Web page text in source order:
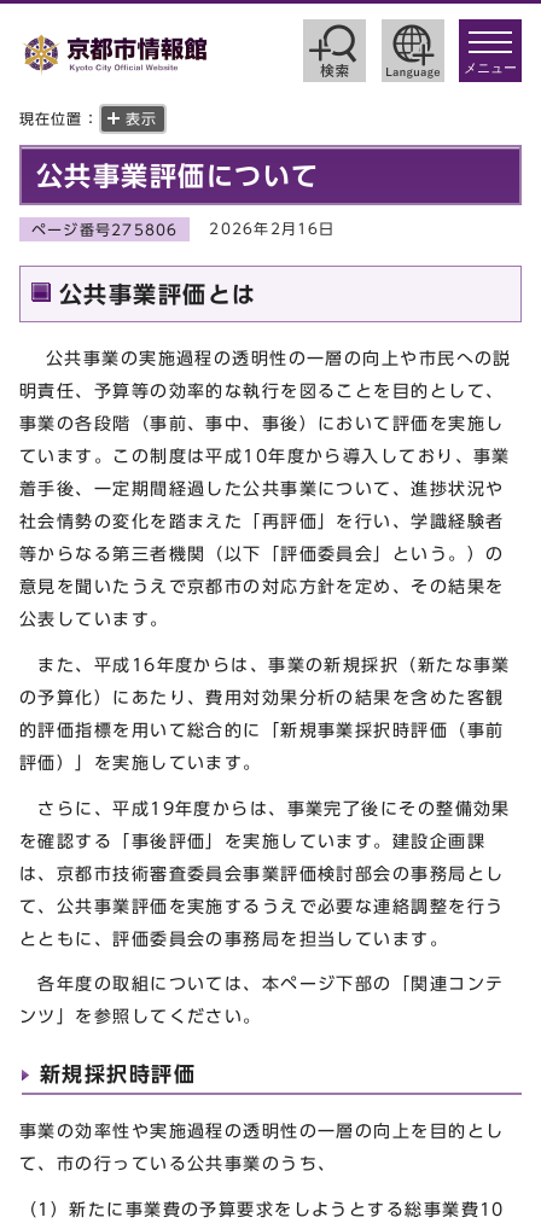
toggle
メニュー
現在位置： 表示
公共事業評価について
ページ番号275806 2026年2月16日
公共事業評価とは
公共事業の実施過程の透明性の一層の向上や市民への説
明責任、予算等の効率的な執行を図ることを目的として、
事業の各段階（事前、事中、事後）において評価を実施し
ています。この制度は平成10年度から導入しており、事業
着手後、一定期間経過した公共事業について、進捗状況や
社会情勢の変化を踏まえた「再評価」を行い、学識経験者
等からなる第三者機関（以下「評価委員会」という。）の
意見を聞いたうえで京都市の対応方針を定め、その結果を
公表しています。
また、平成16年度からは、事業の新規採択（新たな事業
の予算化）にあたり、費用対効果分析の結果を含めた客観
的評価指標を用いて総合的に「新規事業採択時評価（事前
評価）」を実施しています。
さらに、平成19年度からは、事業完了後にその整備効果
を確認する「事後評価」を実施しています。建設企画課
は、京都市技術審査委員会事業評価検討部会の事務局とし
て、公共事業評価を実施するうえで必要な連絡調整を行う
とともに、評価委員会の事務局を担当しています。
各年度の取組については、本ページ下部の「関連コンテ
ンツ」を参照してください。
新規採択時評価
事業の効率性や実施過程の透明性の一層の向上を目的とし
て、市の行っている公共事業のうち、
（1）新たに事業費の予算要求をしようとする総事業費10